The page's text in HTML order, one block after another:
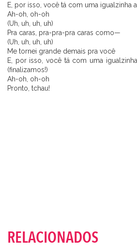
E, por isso, você tá com uma igualzinha
Ah-oh, oh-oh
(Uh, uh, uh, uh)
Pra caras, pra-pra-pra caras como—
(Uh, uh, uh, uh)
Me tornei grande demais pra você
E, por isso, você tá com uma
(finalizamos!)
Ah-oh, oh-oh
Pronto, tchau!
RELACIONADOS